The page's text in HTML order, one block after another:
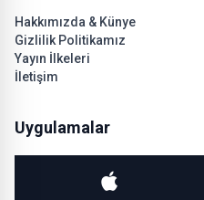
Hakkımızda & Künye
Gizlilik Politikamız
Yayın İlkeleri
İletişim
Uygulamalar